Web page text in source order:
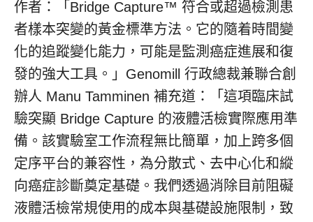
作者：「Bridge Capture™ 符合或超過檢測患
者樣本突變的黃金標準方法。它的隨着時間變
化的追蹤變化能力，可能是監測癌症進展和復
發的強大工具。」Genomill 行政總裁兼聯合創
辦人 Manu Tamminen 補充道：「這項臨床試
驗突顯 Bridge Capture 的液體活檢實際應用準
備。該實驗室工作流程無比簡單，加上跨多個
定序平台的兼容性，為分散式、去中心化和縱
向癌症診斷奠定基礎。我們透過消除目前阻礙
液體活檢常規使用的成本與基礎設施限制，致